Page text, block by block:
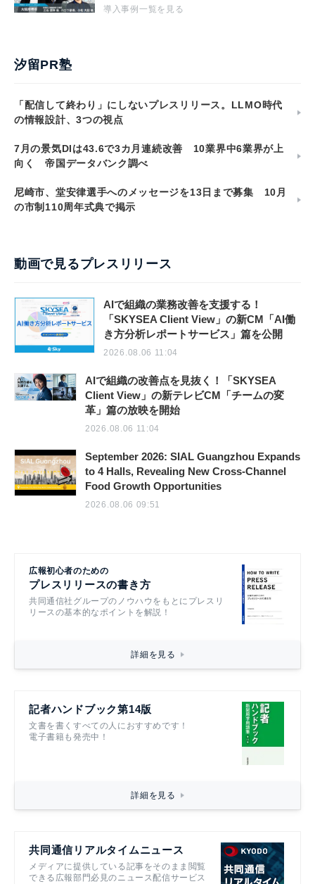
導入事例一覧を見る
汐留PR塾
「配信して終わり」にしないプレスリリース。LLMO時代
の情報設計、3つの視点
7月の景気DIは43.6で3カ月連続改善 10業界中6業界が上
向く 帝国データバンク調べ
尼崎市、堂安律選手へのメッセージを13日まで募集 10月
の市制110周年式典で掲示
動画で見るプレスリリース
AIで組織の業務改善を支援する！
「SKYSEA Client View」の新CM「AI働
き方分析レポートサービス」篇を公開
2026.08.06 11:04
AIで組織の改善点を見抜く！「SKYSEA
Client View」の新テレビCM「チームの変
革」篇の放映を開始
2026.08.06 11:04
September 2026: SIAL Guangzhou Expands
to 4 Halls, Revealing New Cross-Channel
Food Growth Opportunities
2026.08.06 09:51
広報初心者のための
プレスリリースの書き方
共同通信社グループのノウハウをもとにプレスリ
リースの基本的なポイントを解説！
詳細を見る
記者ハンドブック第14版
文書を書くすべての人におすすめです！
電子書籍も発売中！
詳細を見る
共同通信リアルタイムニュース
メディアに提供している記事をそのまま閲覧
できる広報部門必見のニュース配信サービス